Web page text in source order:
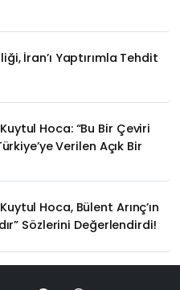
İran’ı Yaptırımla Tehdit
Hoca: “Bu Bir Çeviri
Verilen Açık Bir
Hoca, Bülent Arınç’ın
Sözlerini Değerlendirdi!